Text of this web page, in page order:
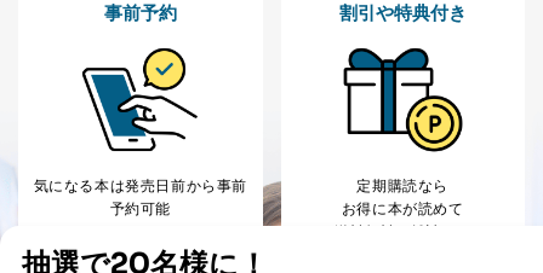
に対応させていただいております。 当社顧客の皆様の
で、訂正、追加、変更を行っていただくことが出来ま
す。マイページをご利用いただけない方、その他の方に
つきましては、下記Aをご覧ください。 また、ご登録い
ただいた個人情報のうち、市町村などの名称および郵便
番号、金融機関の名称あるいはクレジットカードの有効
期限など、商品のお届けやご請求を行う上で支障がある
情報に変更があった場合には、当社が登録情報を変更さ
せていただく場合があります。
A.開示等の求めの申し出先、提出していただく書面等
事前予約
気になる本は発売日前から事前
予約可能
割引や特典付き
定期購読なら
お得に本が読めて
送料無料の雑誌も！